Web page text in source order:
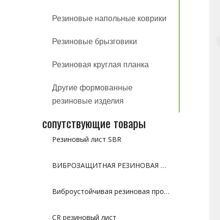
Резиновые напольные коврики
Резиновые брызговики
Резиновая круглая планка
Другие формованные
резиновые изделия
сопутствующие товары
Резиновый лист SBR
ВИБРОЗАЩИТНАЯ РЕЗИНОВАЯ ПОДУШКА С КРУГЛЫМ ОТВЕРСТИЕМ
Виброустойчивая резиновая прокладка
CR резиновый лист